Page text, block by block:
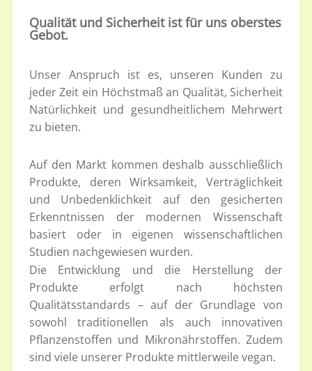
Qualität und Sicherheit ist für uns oberstes
Gebot.
Unser Anspruch ist es, unseren Kunden zu
jeder Zeit ein Höchstmaß an Qualität, Sicherheit
Natürlichkeit und gesundheitlichem Mehrwert
zu bieten.
Auf den Markt kommen deshalb ausschließlich
Produkte, deren Wirksamkeit, Verträglichkeit
und Unbedenklichkeit auf den gesicherten
Erkenntnissen der modernen Wissenschaft
basiert oder in eigenen wissenschaftlichen
Studien nachgewiesen wurden.
Die Entwicklung und die Herstellung der
Produkte erfolgt nach höchsten
Qualitätsstandards – auf der Grundlage von
sowohl traditionellen als auch innovativen
Pflanzenstoffen und Mikronährstoffen. Zudem
sind viele unserer Produkte mittlerweile vegan.